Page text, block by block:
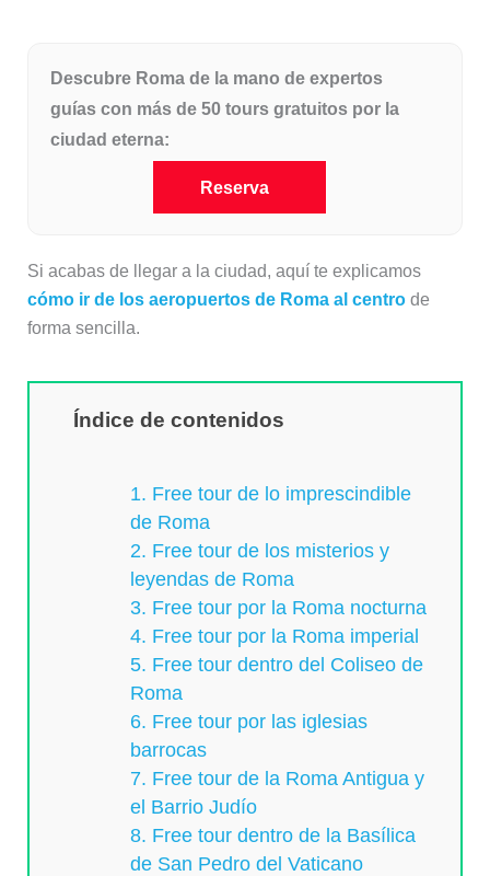
Descubre Roma de la mano de expertos
guías con más de 50 tours gratuitos por la
ciudad eterna:
Reserva
Si acabas de llegar a la ciudad, aquí te explicamos
cómo ir de los aeropuertos de Roma al centrode
forma sencilla.
Índice de contenidos
1. Free tour de lo imprescindible
de Roma
2. Free tour de los misterios y
leyendas de Roma
3. Free tour por la Roma nocturna
4. Free tour por la Roma imperial
5. Free tour dentro del Coliseo de
Roma
6. Free tour por las iglesias
barrocas
7. Free tour de la Roma Antigua y
el Barrio Judío
8. Free tour dentro de la Basílica
de San Pedro del Vaticano